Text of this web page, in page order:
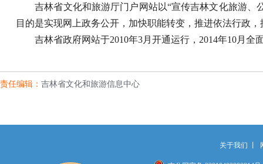
吉林省文化和旅游厅门户网站以“宣传吉林文化旅游、
目的是实现网上政务公开，加快职能转变，推进依法行政
吉林省政府网站于2010年3月开通运行， 2014年10月全
责任编辑： 吉林省文化和旅游信息中心
关于我们